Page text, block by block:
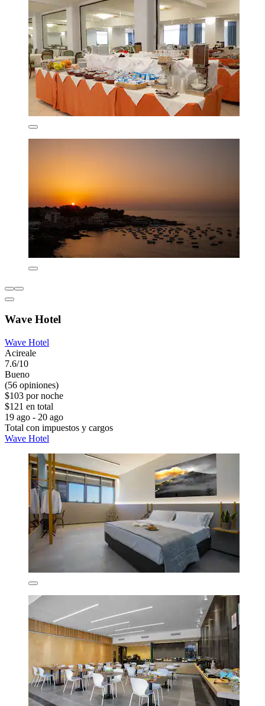
Wave Hotel
Wave Hotel
Acireale
7.6/10
Bueno
(56 opiniones)
$103 por noche
$121 en total
19 ago - 20 ago
Total con impuestos y cargos
Wave Hotel